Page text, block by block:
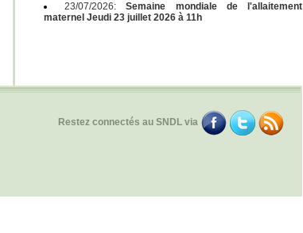
23/07/2026:Semaine mondiale de l'allaitement
maternel Jeudi 23 juillet 2026 à 11h
Restez connectés au SNDL via